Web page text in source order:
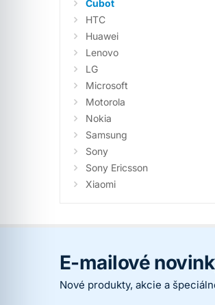
Cubot
HTC
Huawei
Lenovo
LG
Microsoft
Motorola
Nokia
Samsung
Sony
Sony Ericsson
Xiaomi
E-mailové
Nové produkty, akcie a